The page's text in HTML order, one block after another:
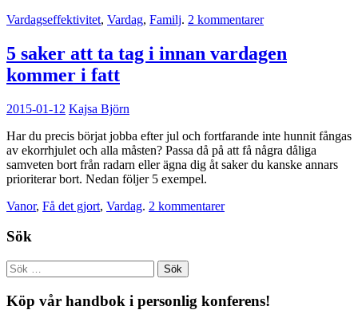
Vardagseffektivitet, Vardag, Familj. 2 kommentarer
5 saker att ta tag i innan vardagen
kommer i fatt
2015-01-12 Kajsa Björn
Har du precis börjat jobba efter jul och fortfarande inte hunnit fångas
av ekorrhjulet och alla måsten? Passa då på att få några dåliga
samveten bort från radarn eller ägna dig åt saker du kanske annars
prioriterar bort. Nedan följer 5 exempel.
Vanor, Få det gjort, Vardag. 2 kommentarer
Sök
Köp vår handbok i personlig konferens!